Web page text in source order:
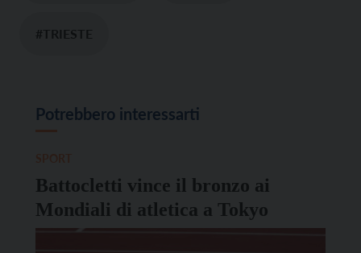
#TRIESTE
Potrebbero interessarti
Battocletti vince il bronzo ai
Mondiali di atletica a Tokyo